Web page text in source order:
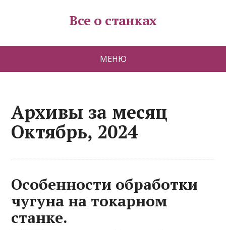
Все о станках
МЕНЮ
Архивы за месяц
Октябрь, 2024
Особенности обработки
чугуна на токарном
станке.